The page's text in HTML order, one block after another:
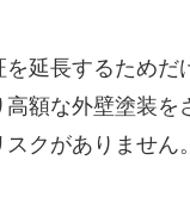
延長するためだ
額な外壁塗装を
クがありません。